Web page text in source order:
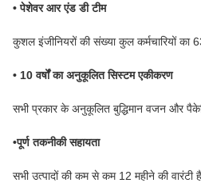
• पेशेवर आर एंड डी टीम
कुशल इंजीनियरों की संख्या कुल कर्मचारियों का
• 10 वर्षों का अनुकूलित सिस्टम एकीकरण
सभी प्रकार के अनुकूलित बुद्धिमान वजन और
•पूर्ण तकनीकी सहायता
सभी उत्पादों की कम से कम 12 महीने की